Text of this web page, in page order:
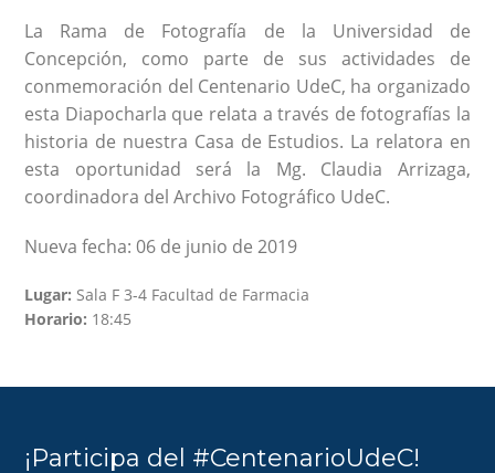
La Rama de Fotografía de la Universidad de
Concepción, como parte de sus actividades de
conmemoración del Centenario UdeC, ha organizado
esta Diapocharla que relata a través de fotografías la
historia de nuestra Casa de Estudios. La relatora en
esta oportunidad será la Mg. Claudia Arrizaga,
coordinadora del Archivo Fotográfico UdeC.
Nueva fecha: 06 de junio de 2019
Lugar: Sala F 3-4 Facultad de Farmacia
Horario: 18:45
¡Participa del #CentenarioUdeC!